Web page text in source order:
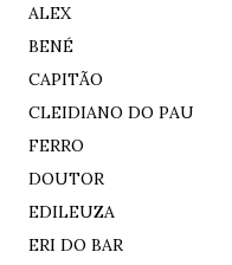
ALEX
BENÉ
CAPITÃO
CLEIDIANO DO PAU
FERRO
DOUTOR
EDILEUZA
ERI DO BAR